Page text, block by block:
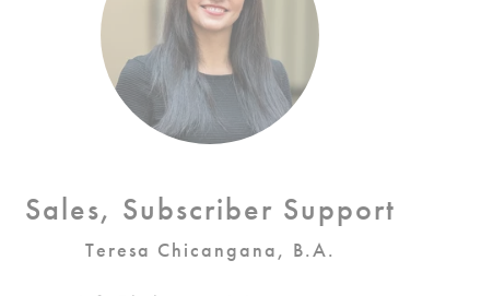
Sales, Subscriber Support
Teresa Chicangana, B.A.